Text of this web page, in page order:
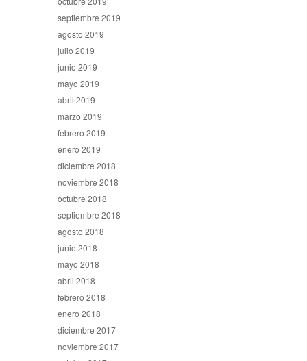
septiembre 2019
agosto 2019
julio 2019
junio 2019
mayo 2019
abril 2019
marzo 2019
febrero 2019
enero 2019
diciembre 2018
noviembre 2018
octubre 2018
septiembre 2018
agosto 2018
junio 2018
mayo 2018
abril 2018
febrero 2018
enero 2018
diciembre 2017
noviembre 2017